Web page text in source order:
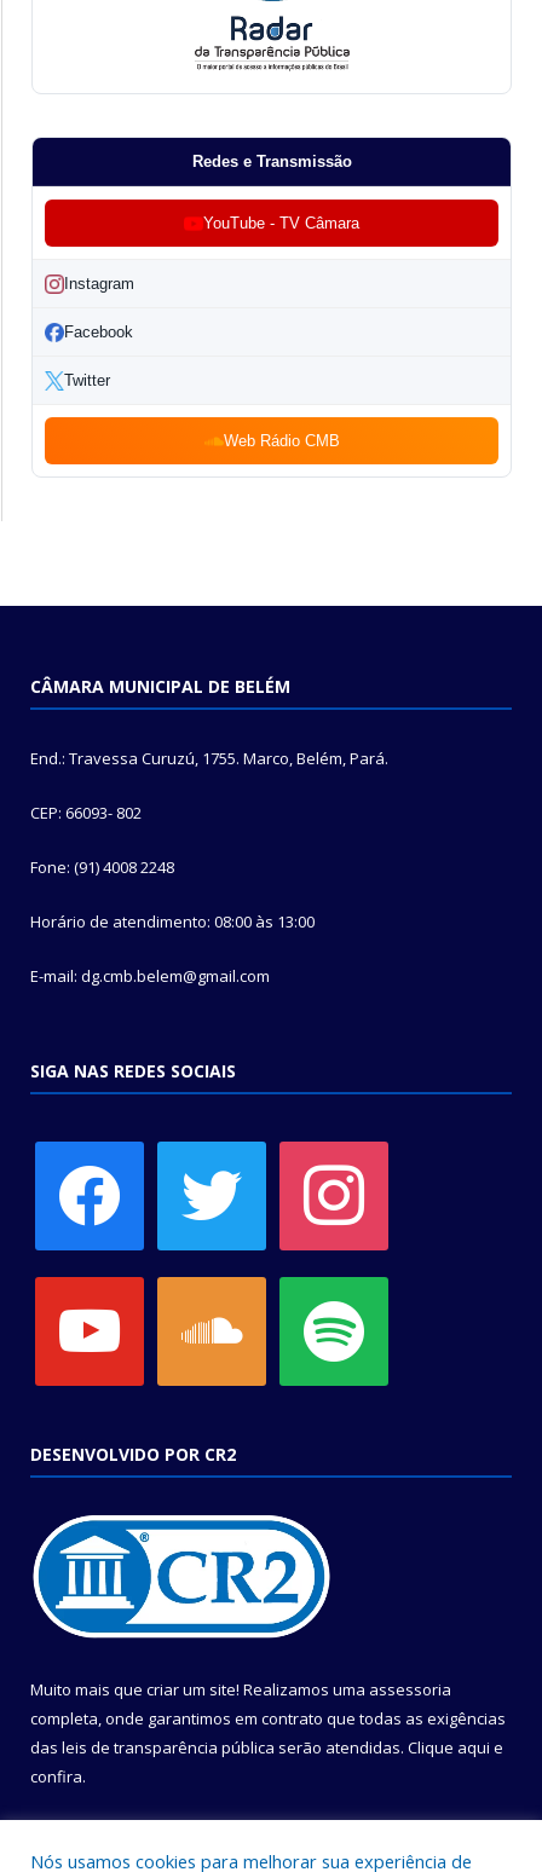
Redes e Transmissão
YouTube - TV Câmara
Instagram
Facebook
Twitter
Web Rádio CMB
CÂMARA MUNICIPAL DE BELÉM
End.: Travessa Curuzú, 1755. Marco, Belém, Pará.
CEP: 66093- 802
Fone: (91) 4008 2248
Horário de atendimento: 08:00 às 13:00
E-mail: dg.cmb.belem@gmail.com
SIGA NAS REDES SOCIAIS
DESENVOLVIDO POR CR2
Muito mais que criar um site! Realizamos uma assessoria
completa, onde garantimos em contrato que todas as exigências
das leis de transparência pública serão atendidas. Clique aqui e
confira.
Nós usamos cookies para melhorar sua experiência de